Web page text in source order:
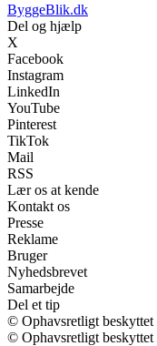
ByggeBlik.dk
Del og hjælp
X
Facebook
Instagram
LinkedIn
YouTube
Pinterest
TikTok
Mail
RSS
Lær os at kende
Kontakt os
Presse
Reklame
Bruger
Nyhedsbrevet
Samarbejde
Del et tip
© Ophavsretligt beskyttet
© Ophavsretligt